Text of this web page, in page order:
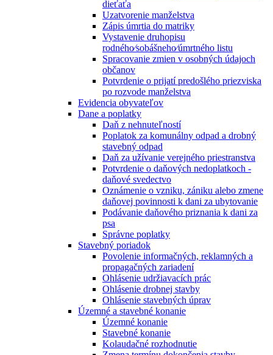
dieťaťa
Uzatvorenie manželstva
Zápis úmrtia do matriky
Vystavenie druhopisu
rodného⁄sobášneho⁄úmrtného listu
Spracovanie zmien v osobných údajoch
občanov
Potvrdenie o prijatí predošlého priezviska
po rozvode manželstva
Evidencia obyvateľov
Dane a poplatky
Daň z nehnuteľností
Poplatok za komunálny odpad a drobný
stavebný odpad
Daň za užívanie verejného priestranstva
Potvrdenie o daňových nedoplatkoch -
daňové svedectvo
Oznámenie o vzniku, zániku alebo zmene
daňovej povinnosti k dani za ubytovanie
Podávanie daňového priznania k dani za
psa
Správne poplatky
Stavebný poriadok
Povolenie informačných, reklamných a
propagačných zariadení
Ohlásenie udržiavacích prác
Ohlásenie drobnej stavby
Ohlásenie stavebných úprav
Územné a stavebné konanie
Územné konanie
Stavebné konanie
Kolaudačné rozhodnutie